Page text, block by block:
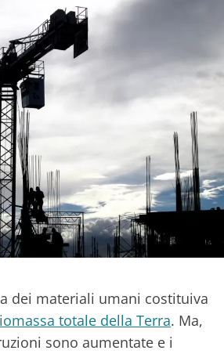
dei materiali umani costituiva
totale della Terra. Ma,
sono aumentate e i